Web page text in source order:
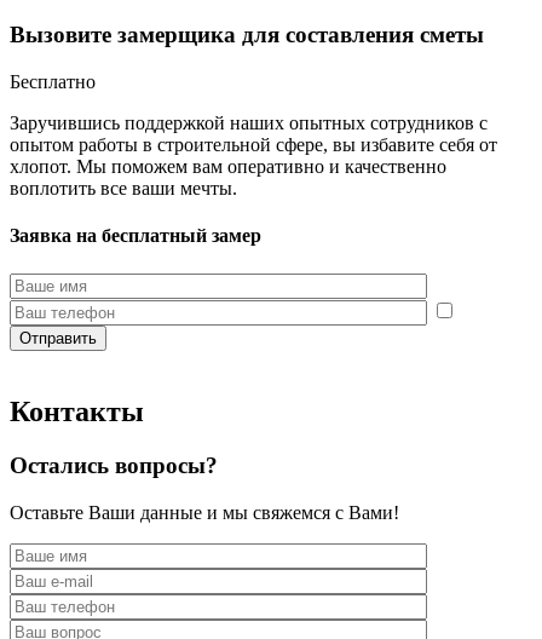
Вызовите замерщика для составления сметы
Бесплатно
Заручившись поддержкой наших опытных сотрудников с
опытом работы в строительной сфере, вы избавите себя от
хлопот. Мы поможем вам оперативно и качественно
воплотить все ваши мечты.
Заявка на бесплатный замер
Контакты
Остались вопросы?
Оставьте Ваши данные и мы свяжемся с Вами!